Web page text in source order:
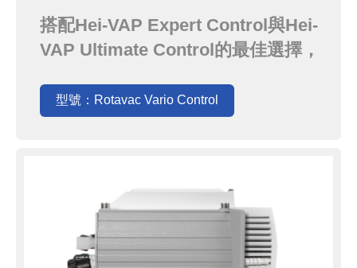
Control
搭配Hei-VAP Expert Control與Hei-
VAP Ultimate Control的最佳選擇，
空度．由於極限真空可達2mbar，即
使是DMF或DMSO之類的高沸點溶劑
型號：Rotavac Vario Control